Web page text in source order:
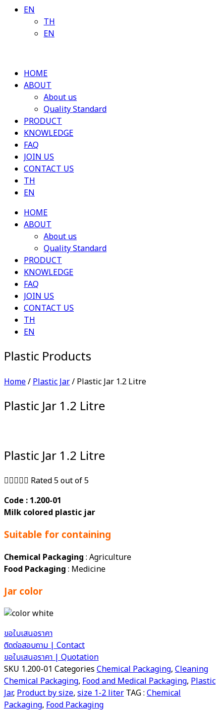
EN
TH
EN
HOME
ABOUT
About us
Quality Standard
PRODUCT
KNOWLEDGE
FAQ
JOIN US
CONTACT US
TH
EN
HOME
ABOUT
About us
Quality Standard
PRODUCT
KNOWLEDGE
FAQ
JOIN US
CONTACT US
TH
EN
Plastic Products
Home/Plastic Jar/ Plastic Jar 1.2 Litre
Plastic Jar 1.2 Litre
Plastic Jar 1.2 Litre
 Rated 5 out of 5
Code : 1.200-01
Milk colored plastic jar
Suitable for containing
Chemical Packaging : Agriculture
Food Packaging : Medicine
Jar color
ขอใบเสนอราคา
ติดต่อสอบถาม | Contact
ขอใบเสนอราคา | Quotation
SKU 1.200-01 Categories Chemical Packaging, Cleaning
Chemical Packaging, Food and Medical Packaging, Plastic
Jar, Product by size, size 1-2 liter TAG : Chemical
Packaging, Food Packaging